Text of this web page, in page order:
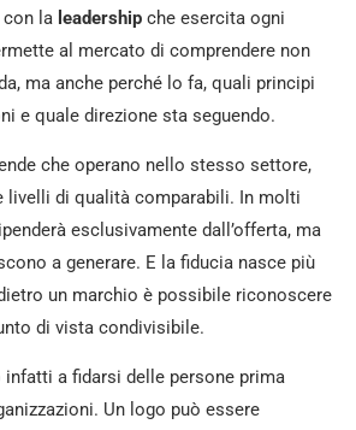
con la leadership che esercita ogni
al mercato di comprendere non
ma anche perché lo fa, quali principi
e quale direzione sta seguendo.
che operano nello stesso settore,
di qualità comparabili. In molti
esclusivamente dall’offerta, ma
a generare. E la fiducia nasce più
un marchio è possibile riconoscere
di vista condivisibile.
infatti a fidarsi delle persone prima
Un logo può essere